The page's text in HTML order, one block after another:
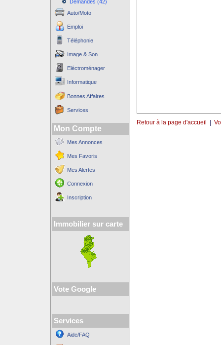
Demandes (42)
Auto/Moto
Emploi
Téléphonie
Image & Son
Eléctroménager
Informatique
Bonnes Affaires
Services
Mon Compte
Mes Annonces
Mes Favoris
Mes Alertes
Connexion
Inscription
Immobilier sur carte
Vote Google
Services
Aide/FAQ
Retour à la page d'accueil